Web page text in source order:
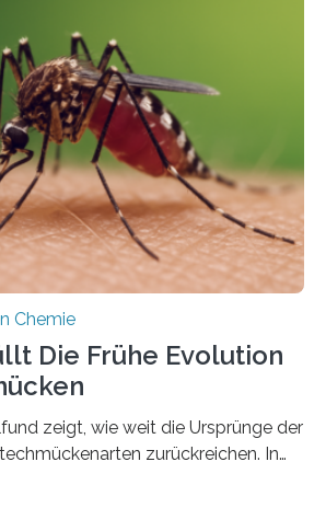
Hunderten von Millionen Jahren
sticht eine Gruppe heraus,
der Natur vorkommt: die
Einige Arten
aus Zellfäden dichte Geflechte
Gestalt. Was auffällig ist: Die
Chemie
Die Frühe Evolution
zeigt, wie weit die Ursprünge der
zurückreichen. In